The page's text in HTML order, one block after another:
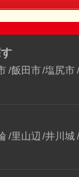
飯田市 塩尻市
里山辺 井川城